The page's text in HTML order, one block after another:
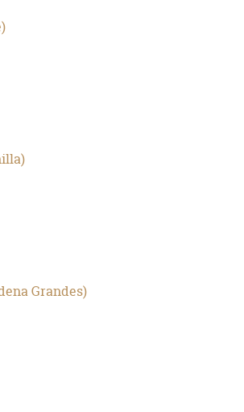
Grandes